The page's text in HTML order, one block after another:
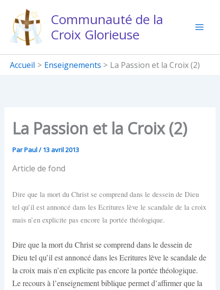
contenu
Communauté de la
Croix Glorieuse
Accueil Enseignements La Passion et la Croix (2)
La Passion et la Croix (2)
ParPaul/13 avril 2013
Article de fond
Dire que la mort du Christ se comprend dans le dessein de Dieu
tel qu’il est annoncé dans les Ecritures lève le scandale de la croix
mais n’en explicite pas encore la portée théologique.
Dire que la mort du Christ se comprend dans le dessein de
Dieu tel qu’il est annoncé dans les Ecritures lève le scandale de
la croix mais n’en explicite pas encore la portée théologique.
Le recours à l’enseignement biblique permet d’affirmer que la